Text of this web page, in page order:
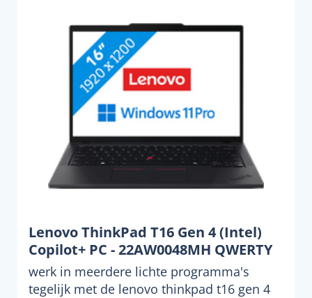
Lenovo ThinkPad T16 Gen 4 (Intel)
Copilot+ PC - 22AW0048MH QWERTY
werk in meerdere lichte programma's
tegelijk met de lenovo thinkpad t16 gen 4